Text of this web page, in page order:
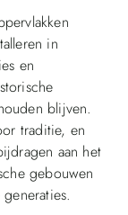
in
en
blijven.
traditie, en
aan het
gebouwen